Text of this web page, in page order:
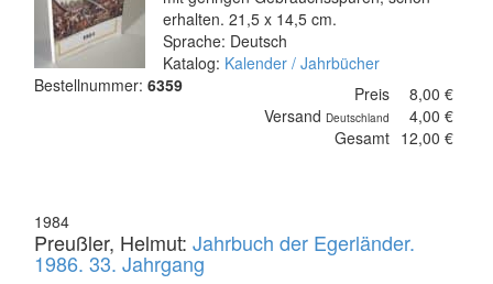
erhalten. 21,5 x 14,5 cm.
Sprache: Deutsch
Katalog: Kalender / Jahrbücher
Bestellnummer: 6359 Preis
8,00 €
Versand Deutschland
4,00 €
Gesamt 12,00 €
1984
Preußler, Helmut: Jahrbuch der Egerländer.
1986. 33. Jahrgang